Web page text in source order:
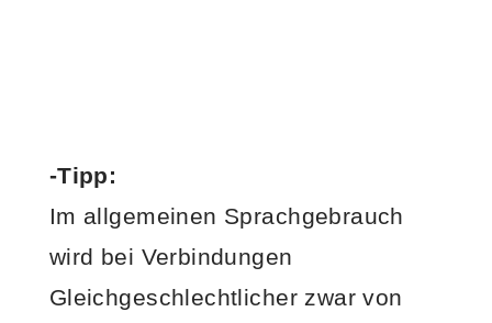
-Tipp:
Im allgemeinen Sprachgebrauch
wird bei Verbindungen
Gleichgeschlechtlicher zwar von